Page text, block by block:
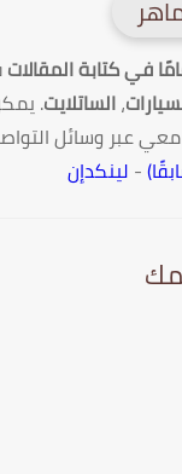
في
،الساتلايت. يمكن
عبر وسائل
-لينكدإن